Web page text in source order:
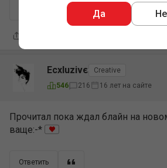
Да
Ecxluzive
Creative
546
216 16 лет на сайте
Прочитал пока ждал блайн на
ваще:-*
Ответить